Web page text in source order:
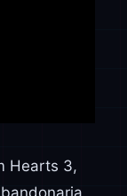
Hearts 3,